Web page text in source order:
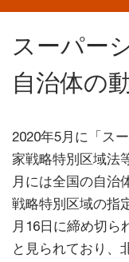
スーパー
自治体の
2020年5月に「ス
家戦略特別区域法
月には全国の自治
戦略特別区域の指
月16日に締め切ら
と見られており、